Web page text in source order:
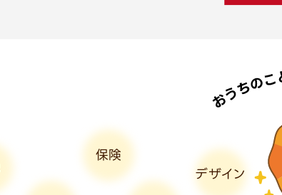
保険
デザイン